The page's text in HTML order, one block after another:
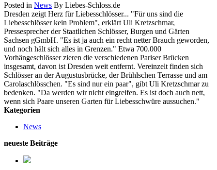
Posted in News By Liebes-Schloss.de
Dresden zeigt Herz für Liebesschlösser... "Für uns sind die
Liebesschlösser kein Problem", erklärt Uli Kretzschmar,
Pressesprecher der Staatlichen Schlösser, Burgen und Gärten
Sachsen gGmbH. "Es ist ja auch ein recht netter Brauch geworden,
und noch hält sich alles in Grenzen." Etwa 700.000
Vorhängeschlösser zieren die verschiedenen Pariser Brücken
insgesamt, davon ist Dresden weit entfernt. Vereinzelt finden sich
Schlösser an der Augustusbrücke, der Brühlschen Terrasse und am
Carolaschlösschen. "Es sind nur ein paar", gibt Uli Kretzschmar zu
bedenken. "Da werden wir nicht eingreifen. Es ist doch auch nett,
wenn sich Paare unseren Garten für Liebesschwüre aussuchen."
Kategorien
News
neueste Beiträge